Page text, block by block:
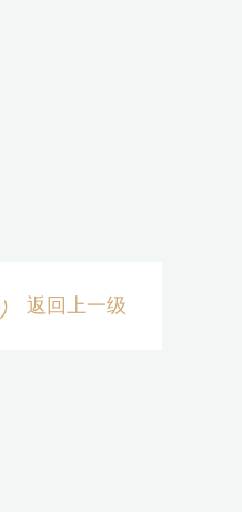
返回上一级